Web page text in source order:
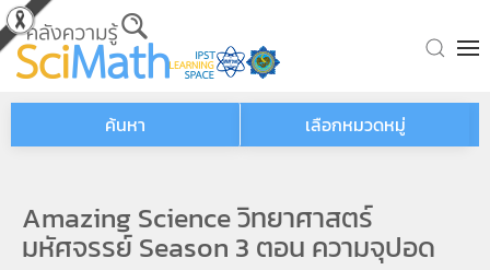
Skip to main content
ค้นหา เลือกหมวดหมู่
Amazing Science วิทยาศาสตร์
มหัศจรรย์ Season 3 ตอน ความจุปอด